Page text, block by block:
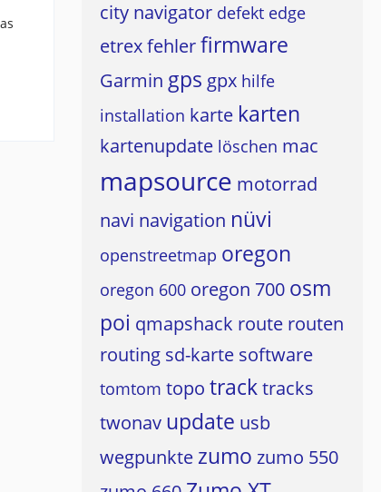
city navigator defekt edge
etrexfehlerfirmware
Garmin gps gpx hilfe
installation karte karten
kartenupdate löschen mac
mapsource motorrad
navi navigation nüvi
openstreetmap oregon
oregon 600 oregon 700 osm
poi qmapshack route routen
routing sd-karte software
tomtom topo tracktracks
twonav update usb
wegpunkte zumo zumo 550